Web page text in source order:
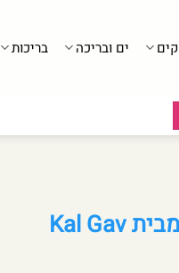
ים ובריכה בריכות